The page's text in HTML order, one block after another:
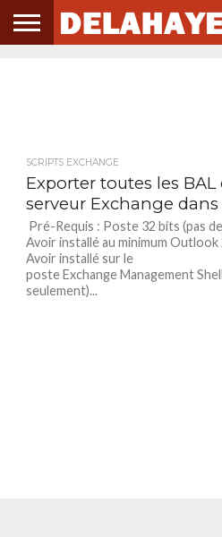
SCRIPTS EXCHANGE
Exporter toutes les BAL
serveur Exchange dans
Pré-Requis : Poste 32 bits (pas
Avoir installé au minimum Outlook
Avoir installé sur le
poste Exchange Management
seulement)...